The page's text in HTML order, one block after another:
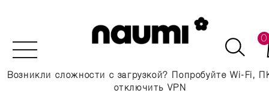
0
Возникли сложности с загрузкой? Попробуйте Wi-Fi,
отключить VPN